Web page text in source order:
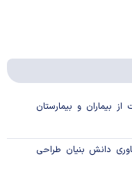
بیماران و بیمارستان
دانش بنیان طراحی